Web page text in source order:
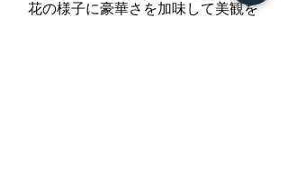
花の様子に豪華さを加味して美観を